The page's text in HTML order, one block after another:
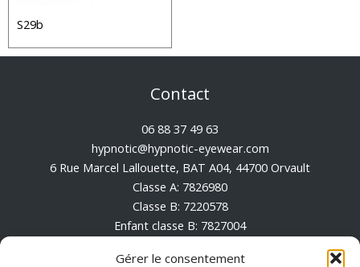
Gérer le consentement
S29b
Contact
06 88 37 49 63
hypnotic@hypnotic-eyewear.com
6 Rue Marcel Lallouette, BAT A04, 44700 Orvault
Classe A: 7826980
Classe B: 7220578
Enfant classe B: 7827004